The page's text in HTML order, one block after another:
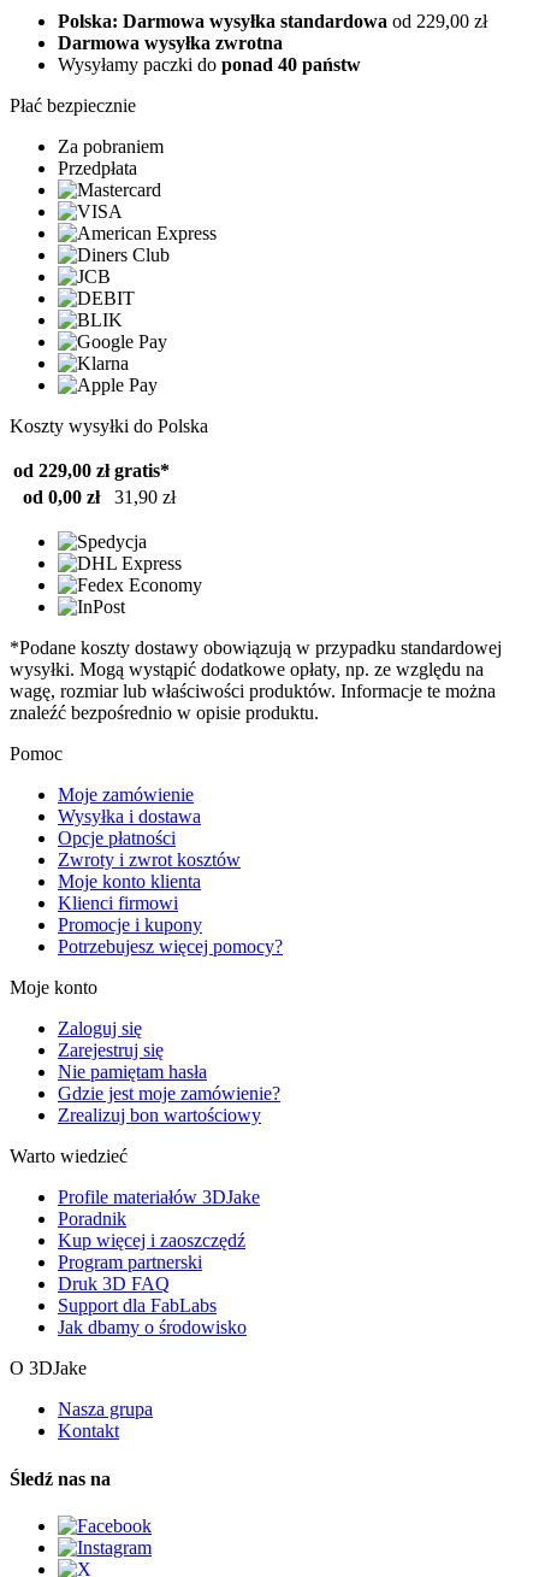
Polska: Darmowa wysyłka standardowa od 229,00 zł
Darmowa wysyłka zwrotna
Wysyłamy paczki do ponad 40 państw
Płać bezpiecznie
Za pobraniem
Przedpłata
Koszty wysyłki do Polska
od 229,00 zł gratis*
od 0,00 zł
31,90 zł
*Podane koszty dostawy obowiązują w przypadku standardowej
wysyłki. Mogą wystąpić dodatkowe opłaty, np. ze względu na
wagę, rozmiar lub właściwości produktów. Informacje te można
znaleźć bezpośrednio w opisie produktu.
Pomoc
Moje zamówienie
Wysyłka i dostawa
Opcje płatności
Zwroty i zwrot kosztów
Moje konto klienta
Klienci firmowi
Promocje i kupony
Potrzebujesz więcej pomocy?
Moje konto
Zaloguj się
Zarejestruj się
Nie pamiętam hasła
Gdzie jest moje zamówienie?
Zrealizuj bon wartościowy
Warto wiedzieć
Profile materiałów 3DJake
Poradnik
Kup więcej i zaoszczędź
Program partnerski
Druk 3D FAQ
Support dla FabLabs
Jak dbamy o środowisko
O 3DJake
Nasza grupa
Kontakt
Śledź nas na